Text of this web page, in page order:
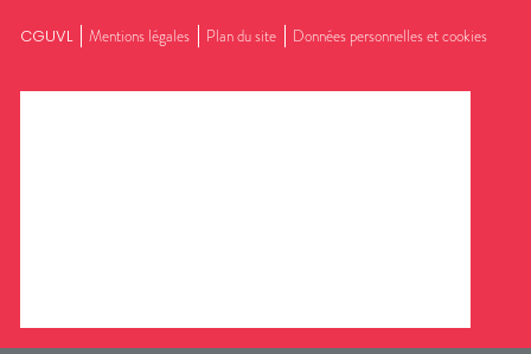
CGUVL Mentions légales Plan du site Données personnelles et cookies